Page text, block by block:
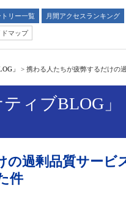
リー一覧 月間アクセスランキング
ドマップ
」 > 携わる人たちが疲弊するだけの
ィブBLOG」
過剰品質サービ
件